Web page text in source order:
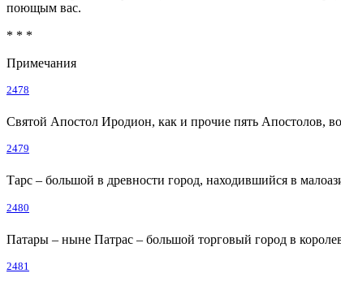
поющым вас.
* * *
Примечания
2478
Святой Апостол Иродион, как и прочие пять Апостолов,
2479
Тарс – большой в древности город, находившийся в
2480
Патары – ныне Патрас – большой торговый город в
2481